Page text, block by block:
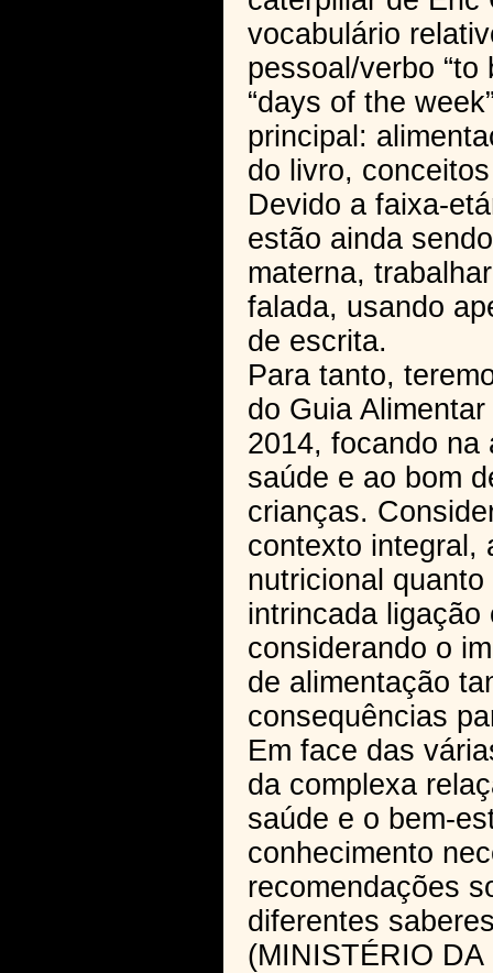
vocabulário
pessoal/verbo “to
“days of the
principal:
do livro,
Devido a faixa-
estão ainda
materna,
falada, usando
de escrita.
Para tanto,
do Guia
2014, focando na
saúde e ao bom
crianças.
contexto integral,
nutricional
intrincada ligação
considerando o
de alimentação
consequências
Em face das
da complexa
saúde e o bem-
conhecimento
recomendações
diferentes
(MINISTÉRIO